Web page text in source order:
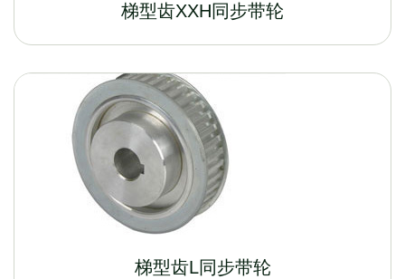
梯型齿XXH同步带轮
梯型齿L同步带轮